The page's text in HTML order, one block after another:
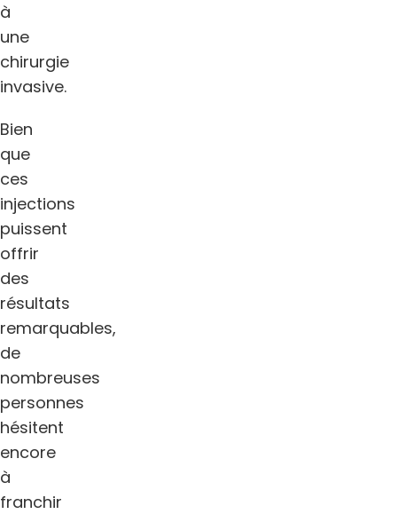
à
une
chirurgie
invasive.
Bien
que
ces
injections
puissent
offrir
des
résultats
remarquables,
de
nombreuses
personnes
hésitent
encore
à
franchir